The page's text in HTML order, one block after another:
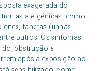
exagerada do
alergénicas, como
faneras (unhas,
outros. Os sintomas
obstrução e
após a exposição ao